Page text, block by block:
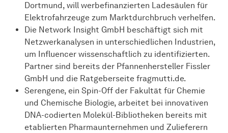
Dortmund, will werbefinanzierten Ladesäulen für
Elektrofahrzeuge zum Marktdurchbruch verhelfen.
Die Network Insight GmbH beschäftigt sich mit
Netzwerkanalysen in unterschiedlichen Industrien,
um Influencer wissenschaftlich zu identifizierten.
Partner sind bereits der Pfannenhersteller Fissler
GmbH und die Ratgeberseite fragmutti.de.
Serengene, ein Spin-Off der Fakultät für Chemie
und Chemische Biologie, arbeitet bei innovativen
DNA-codierten Molekül-Bibliotheken bereits mit
etablierten Pharmaunternehmen und Zulieferern